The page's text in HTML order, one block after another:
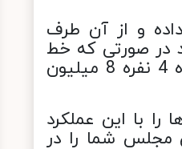
11 میلیونی را داده و از آن طرف
کنید در صورتی که خط
فقر توجه داشته باشید خط فقر نه رفاه برای یک خانواده 4 نفره 8 میلیون
با این عملکرد
شما را در